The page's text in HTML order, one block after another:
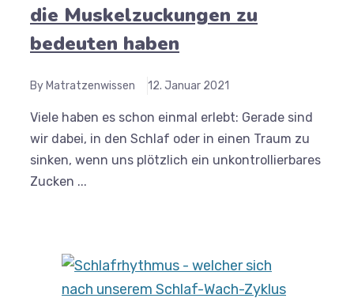
die Muskelzuckungen zu
bedeuten haben
By Matratzenwissen 12. Januar 2021
Viele haben es schon einmal erlebt: Gerade sind
wir dabei, in den Schlaf oder in einen Traum zu
sinken, wenn uns plötzlich ein unkontrollierbares
Zucken ...